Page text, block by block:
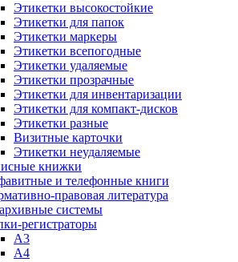
Этикетки высокостойкие
Этикетки для папок
Этикетки маркеры
Этикетки всепогодные
Этикетки удаляемые
Этикетки прозрачные
Этикетки для инвентаризации
Этикетки для компакт-дисков
Этикетки разные
Визитные карточки
Этикетки неудаляемые
книжки
и телефонные книги
правовая литература
системы
регистраторы
А3
А4